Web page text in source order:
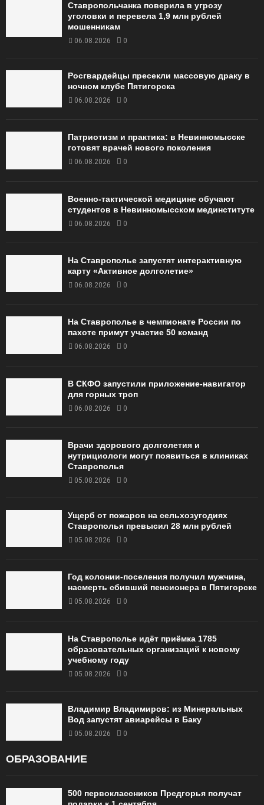
Ставропольчанка поверила в угрозу
уголовки и перевела 1,9 млн рублей
мошенникам
06.08.2026 0
Росгвардейцы пресекли массовую драку в
ночном клубе Пятигорска
06.08.2026 0
Патриотизм и практика: в Невинномысске
готовят врачей нового поколения
06.08.2026 0
Военно-тактической медицине обучают
студентов в Невинномысском мединституте
06.08.2026 0
На Ставрополье запустят интерактивную
карту «Активное долголетие»
06.08.2026 0
На Ставрополье в чемпионате России по
пахоте примут участие 50 команд
06.08.2026 0
В СКФО запустили приложение-навигатор
для горных троп
06.08.2026 0
Врачи здорового долголетия и
нутрициологи могут появиться в клиниках
Ставрополья
05.08.2026 0
Ущерб от пожаров на сельхозугодиях
Ставрополья превысил 28 млн рублей
05.08.2026 0
Год колонии-поселения получил мужчина,
насмерть сбивший пенсионера в Пятигорске
05.08.2026 0
На Ставрополье идёт приёмка 1785
образовательных организаций к новому
учебному году
05.08.2026 0
Владимир Владимиров: из Минеральных
Вод запустят авиарейсы в Баку
05.08.2026 0
ОБРАЗОВАНИЕ
500 первоклассников Предгорья получат